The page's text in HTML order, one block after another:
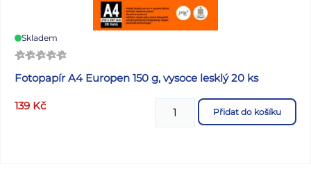
Skladem
Fotopapír A4 Europen 150 g, vysoce lesklý 20 ks
139 Kč Přidat do košíku